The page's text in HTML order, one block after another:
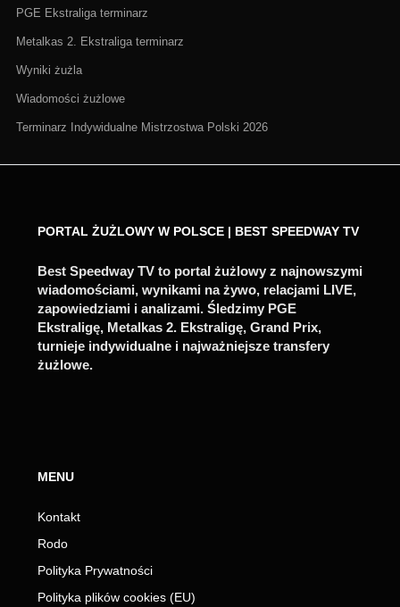
PGE Ekstraliga terminarz
Metalkas 2. Ekstraliga terminarz
Wyniki żużla
Wiadomości żużlowe
Terminarz Indywidualne Mistrzostwa Polski 2026
PORTAL ŻUŻLOWY W POLSCE | BEST SPEEDWAY TV
Best Speedway TV to portal żużlowy z najnowszymi
wiadomościami, wynikami na żywo, relacjami LIVE,
zapowiedziami i analizami. Śledzimy PGE
Ekstraligę, Metalkas 2. Ekstraligę, Grand Prix,
turnieje indywidualne i najważniejsze transfery
żużlowe.
MENU
Kontakt
Rodo
Polityka Prywatności
Polityka plików cookies (EU)